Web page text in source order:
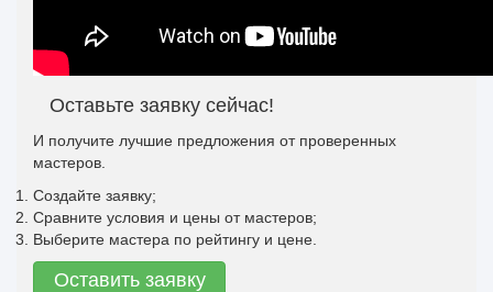
Оставьте заявку сейчас!
И получите лучшие предложения от проверенных
мастеров.
Создайте заявку;
Сравните условия и цены от мастеров;
Выберите мастера по рейтингу и цене.
Оставить заявку